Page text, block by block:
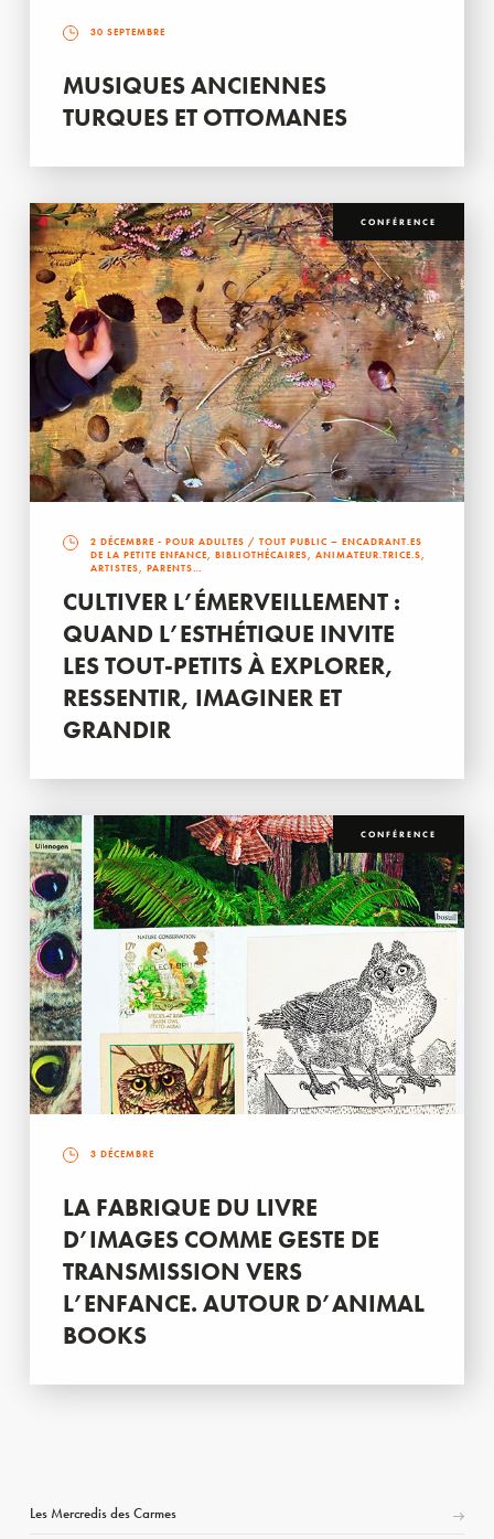
30 SEPTEMBRE
MUSIQUES ANCIENNES
TURQUES ET OTTOMANES
CONFÉRENCE
2 DÉCEMBRE - POUR ADULTES / TOUT PUBLIC – ENCADRANT.ES
DE LA PETITE ENFANCE, BIBLIOTHÉCAIRES, ANIMATEUR.TRICE.S,
ARTISTES, PARENTS…
CULTIVER L’ÉMERVEILLEMENT :
QUAND L’ESTHÉTIQUE INVITE
LES TOUT-PETITS À EXPLORER,
RESSENTIR, IMAGINER ET
GRANDIR
CONFÉRENCE
3 DÉCEMBRE
LA FABRIQUE DU LIVRE
D’IMAGES COMME GESTE DE
TRANSMISSION VERS
L’ENFANCE. AUTOUR D’ANIMAL
BOOKS
Les Mercredis des Carmes